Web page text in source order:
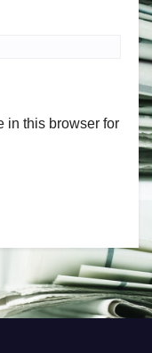
in this browser for